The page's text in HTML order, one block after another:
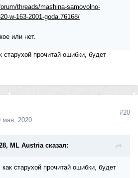
threads/mashina-samovolno-
w-163-2001-goda.76168/
или нет.
старухой прочитай ошибки, будет
мая, 2020
#20
ML Austria сказал:
старухой прочитай ошибки, будет